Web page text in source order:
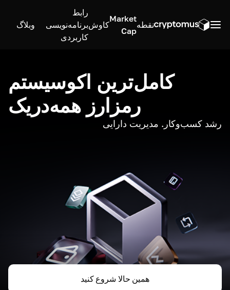
نقطه
Market
Cap
کاوش
رابط
برنامه‌نویسی
کاربردی
وبلاگ
کامل‌ترین اکوسیستم
رمزارز همه‌در‌یک
رشد کسب‌وکار. مدیریت دارایی
همین حالا شروع کنید